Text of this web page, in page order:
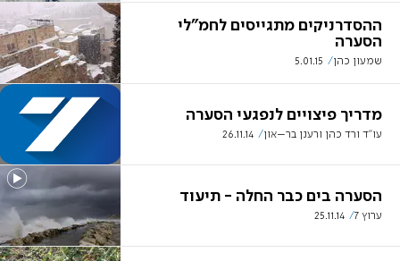
ההסדרניקים מתגייסים לחמ"לי
הסערה
שמעון כהן 5.01.15
מדריך פיצויים לנפגעי הסערה
עו"ד ורד כהן ורענן בר–און 26.11.14
הסערה בים כבר החלה - תיעוד
ערוץ 7 25.11.14